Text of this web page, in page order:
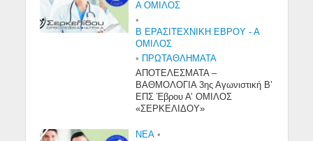
Α ΟΜΙΛΟΣ
•
Β ΕΡΑΣΙΤΕΧΝΙΚΉ ΈΒΡΟΥ - Α
ΌΜΙΛΟΣ
•
ΠΡΩΤΑΘΛΉΜΑΤΑ
ΑΠΟΤΕΛΕΣΜΑΤΑ –
ΒΑΘΜΟΛΟΓΙΑ 3ης Αγωνιστική Β’
ΕΠΣ Έβρου Α’ ΟΜΙΛΟΣ
«ΣΕΡΚΕΛΙΔΟΥ»
NEA •